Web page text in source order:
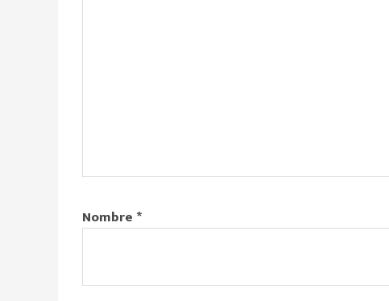
Nombre*